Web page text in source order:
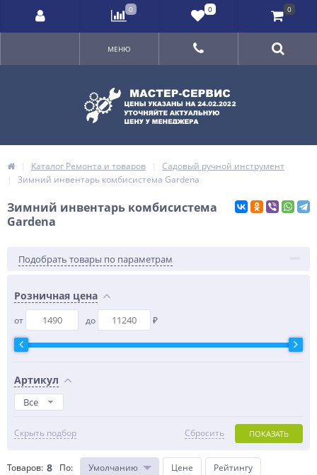
МЕНЮ
Каталог Ремонта и товаров
Садовый ручной инструмент
Зимний инвентарь комбисистема Gardena
Зимний инвентарь комбисистема
Gardena
Подобрать товары по параметрам
Розничная цена
от до ₽
Артикул
Все
Скрыть подбор ПОКАЗАТЬ
Сбросить
Товаров: 8 По: Умолчанию Цене Рейтингу
0 0 0